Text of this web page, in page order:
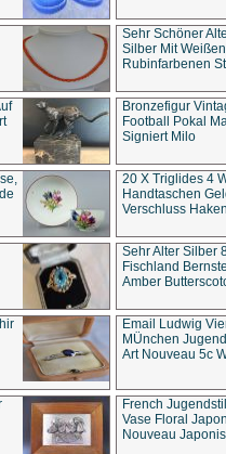
Sehr Schöner
Silber Mit
Rubinfarbenen
Bronzefigur
Football Pokal
Signiert Milo
20 X Triglides 4
Handtaschen
Verschluss
Sehr Alter Silber
Fischland
Amber
Email Ludwig
MÜnchen
Art Nouveau 5c
French
Vase Floral
Nouveau